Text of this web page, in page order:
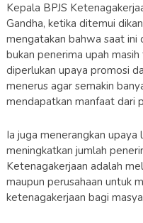
Kepala BPJS
Gandha, ketika ditemui
mengatakan bahwa saat ini
bukan penerima upah
diperlukan upaya promosi
menerus agar semakin
mendapatkan manfaat dari
Ia juga menerangkan
meningkatkan jumlah
Ketenagakerjaan adalah
maupun perusahaan untuk
ketenagakerjaan bagi